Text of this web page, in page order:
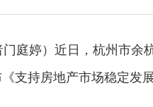
庭婷）近日，杭州市余
支持房地产市场稳定发展